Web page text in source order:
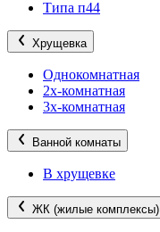
Типа п44
Хрущевка
Однокомнатная
2х-комнатная
3х-комнатная
Ванной комнаты
В хрущевке
ЖК (жилые комплексы)